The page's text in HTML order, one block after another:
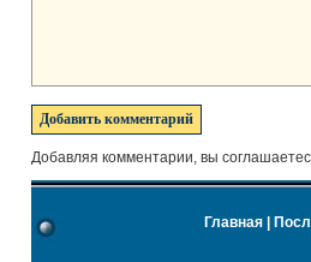
Добавляя комментарии, вы
Главная|